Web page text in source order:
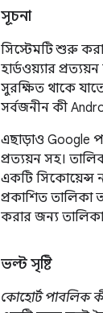
সূচনা
সিস্টেমটি শুরু
হার্ডওয়্যার
সুরক্ষিত থাকে
সর্বজনীন কী
এছাড়াও Google
প্রত্যয়ন সহ।
একটি সিকোয়েন্স
প্রকাশিত তালিকা
করার জন্য
ভল্ট সৃষ্টি
কোহোর্ট পাবলিক